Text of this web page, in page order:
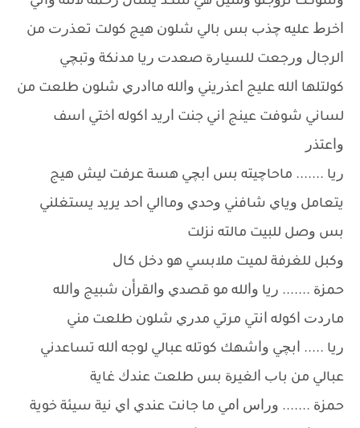
ﺍﺧﺮﻁ ﻋﻠﻴﻪ ﭼﺬﺏ ﺑﺲ ﺑﺎﻟﻲ ﺷﻠﻮﻥ ﻫﻴﺞ ﻛﻮﻟﺖ ﺗﻌﺬﺭﺕ ﻣﻦ
ﺍﻟﺮﺟﺎﻝ ﻭﺭﺟﻌﺖ ﻟﻠﺴﻴﺎﺭﺓ ﺻﻌﺪﺕ ﺭﻳﺎ ﻣﺪﻧﻜﺔ ﻭﺗﺒﭽﻲ
ﻛﻮﻟﺘﻠﻬﺎ ﺍﻟﻠﻪ ﻋﻠﻴﺞ ﺍﻋﺬﺭﻳﻨﻲ ﻭﺍﻟﻠﻪ ﻣﺎﺍﺩﺭﻱ ﺷﻠﻮﻥ ﻃﻠﻌﺖ ﻣﻦ
ﻟﺴﺎﻧﻲ ﺷﻮﻓﺖ ﻋﻴﻨﺞ ﺍﻧﻲ ﺟﻨﺖ ﺍﺭﻳﺪ ﺍﻛﻮﻟﻪ ﺍﺧﺘﻲ ﺍﺳﻒ
ﻭﺍﻋﺘﺬﺭ
ﺭﻳﺎ ....... ﻣﺎﺣﺎﭼﻴﺘﻪ ﺑﺲ ﺍﺑﭽﻲ ﻫﺴﺔ ﻋﺮﻓﺖ ﻟﻴﺶ ﻫﻴﺞ
ﻳﺘﻌﺎﻣﻞ ﻭﻳﺎﻱ ﺷﺎﻓﻨﻲ ﻭﺣﺪﻱ ﻭﻣﺎﺍﻟﻲ ﺍﺣﺪ ﻳﺮﻳﺪ ﻳﺴﺘﻐﻠﻨﻲ
ﺑﺲ ﻭﺻﻞ ﻟﻠﺒﻴﺖ ﻣﺎﻟﺘﻪ ﻧﺰﻟﺖ
ﻭﻛﺒﻞ ﻟﻠﻐﺮﻓﺔ ﻟﻤﻴﺖ ﻣﻼﺑﺴﻲ ﻫﻮ ﺩﺧﻞ ﻛﺎﻝ
ﺣﻤﺰﺓ ....... ﺭﻳﺎ ﻭﺍﻟﻠﻪ ﻣﻮ ﻗﺼﺪﻱ ﻭﺍﻟﻘﺮﺃﻥ ﺷﺒﻴﺞ ﻭﺍﻟﻠﻪ
ﻣﺎﺭﺩﺕ ﺍﻛﻮﻟﻪ ﺍﻧﺘﻲ ﻣﺮﺗﻲ ﻣﺪﺭﻱ ﺷﻠﻮﻥ ﻃﻠﻌﺖ ﻣﻨﻲ
ﺭﻳﺎ ..... ﺍﺑﭽﻲ ﻭﺍﺷﻬﻚ ﻛﻮﺗﻠﻪ ﻋﺒﺎﻟﻲ ﻟﻮﺟﻪ ﺍﻟﻠﻪ ﺗﺴﺎﻋﺪﻧﻲ
ﻋﺒﺎﻟﻲ ﻣﻦ ﺑﺎﺏ ﺍﻟﻐﻴﺮﺓ ﺑﺲ ﻃﻠﻌﺖ ﻋﻨﺪﻙ ﻏﺎﻳﺔ
ﺣﻤﺰﺓ ....... ﻭﺭﺍﺱ ﺍﻣﻲ ﻣﺎ ﺟﺎﻧﺖ ﻋﻨﺪﻱ ﺍﻱ ﻧﻴﺔ ﺳﻴﺌﺔ ﺧﻮﻳﺔ